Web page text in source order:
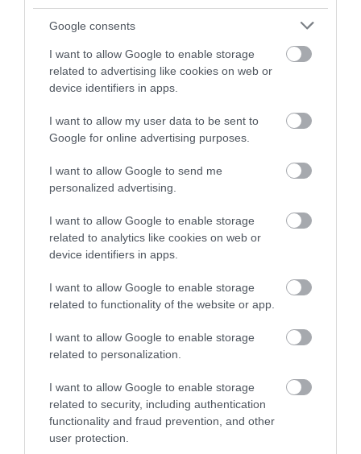
Google consents
I want to allow Google to enable storage
related to advertising like cookies on web or
device identifiers in apps.
I want to allow my user data to be sent to
Google for online advertising purposes.
I want to allow Google to send me
personalized advertising.
I want to allow Google to enable storage
related to analytics like cookies on web or
device identifiers in apps.
I want to allow Google to enable storage
related to functionality of the website or app.
I want to allow Google to enable storage
related to personalization.
I want to allow Google to enable storage
related to security, including authentication
functionality and fraud prevention, and other
user protection.
Fotó: Amie Johnson / unsplash
Az akció marketingvezetője,Chris Conchiea
thedrinksbusiness.comoldalnak azt mondta, hogy a
nem a forgalomgenerálás.
Annak ellenére, hogy a női
Európa-bajnokság évről évre
egyre népszerűbb, még
mindig kevesen támogatják
a mi hihetetlen csapatunkat.
Ez a korlátozott ideig tartó
ajánlat lehetőség arra, hogy
az egész Egyesült
Királyságban kifejezzük